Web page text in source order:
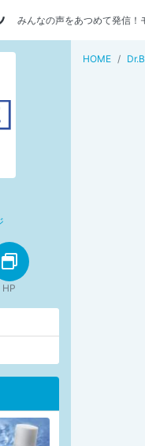
みんなの声をあつめて発信！
HOME
HP